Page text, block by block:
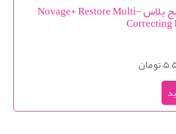
کرم روز ریستور نویج پلاس Novage+ Restore Multi-
Correcting